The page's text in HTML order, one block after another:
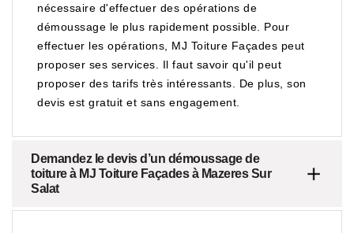
nécessaire d'effectuer des opérations de
démoussage le plus rapidement possible. Pour
effectuer les opérations, MJ Toiture Façades peut
proposer ses services. Il faut savoir qu'il peut
proposer des tarifs très intéressants. De plus, son
devis est gratuit et sans engagement.
Demandez le devis d’un démoussage de
toiture à MJ Toiture Façades à Mazeres Sur
Salat